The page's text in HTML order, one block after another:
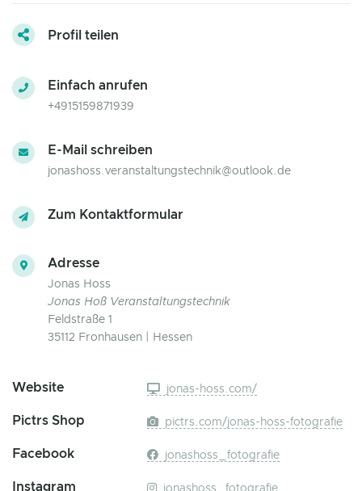
Profil teilen
Einfach anrufen
+4915159871939
E-Mail schreiben
jonashoss.veranstaltungstechnik@outlook.de
Zum Kontaktformular
Adresse
Jonas Hoss
Jonas Hoß Veranstaltungstechnik
Feldstraße 1
35112 Fronhausen | Hessen
Website jonas-hoss.com/
Pictrs Shop pictrs.com/jonas-hoss-fotografie
Facebook jonashoss_fotografie
Instagram jonashoss_fotografie